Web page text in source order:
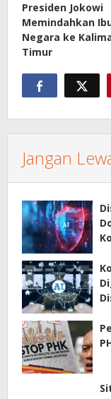
Presiden Jokowi
Memindahkan
Negara ke
Timur
Jangan